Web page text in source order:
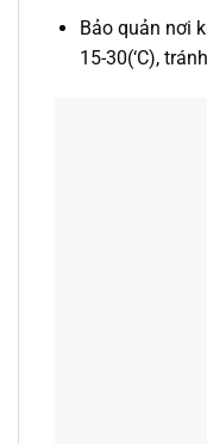
Bảo quản nơi
15-30(‘C),